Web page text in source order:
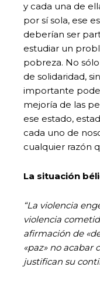
y cada una de
por sí sola, ese
deberían ser
estudiar un
pobreza. No
de solidaridad,
importante
mejoría de las
ese estado,
cada uno de
cualquier razón
La situación
“La violencia
violencia
afirmación de
«paz» no acabar
justifican su